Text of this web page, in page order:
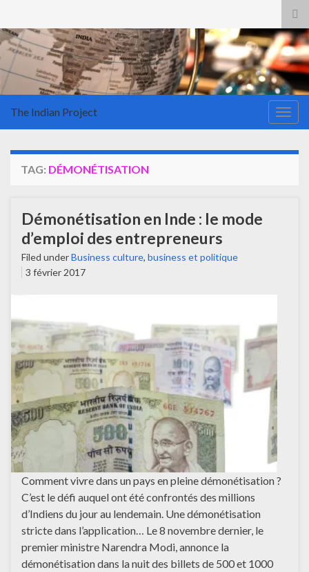
The Indian Project
TAG: DÉMONÉTISATION
Démonétisation en Inde : le mode
d’emploi des entrepreneurs
Filed underBusiness culture, business et politique
3 février 2017
Comment vivre dans un pays en pleine démonétisation ?
C’est le défi auquel ont été confrontés des millions
d’Indiens du jour au lendemain. Une démonétisation
stricte dans l’application… Le 8 novembre dernier, le
premier ministre Narendra Modi, annonce la
démonétisation dans la nuit des billets de 500 et 1000